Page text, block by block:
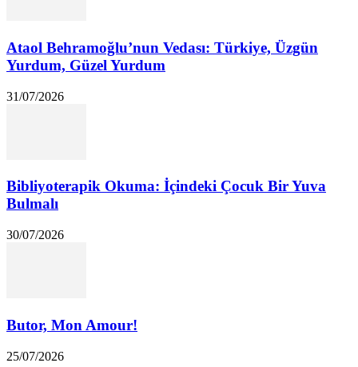
Ataol Behramoğlu’nun Vedası: Türkiye, Üzgün
Yurdum, Güzel Yurdum
31/07/2026
Bibliyoterapik Okuma: İçindeki Çocuk Bir Yuva
Bulmalı
30/07/2026
Butor, Mon Amour!
25/07/2026